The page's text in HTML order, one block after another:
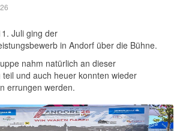
Juli ging der
in Andorf über die Bühne.
nahm natürlich an dieser
und auch heuer konnten wieder
errungen werden.